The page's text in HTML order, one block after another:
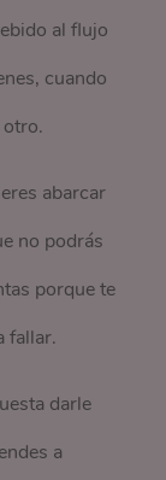
al flujo
cuando
abarcar
no podrás
porque te
fallar.
darle
a